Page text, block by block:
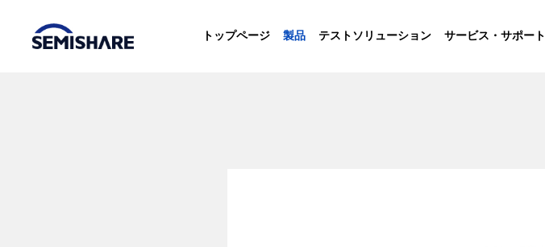
トップページ 製品 テストソリューション サービス・サポート